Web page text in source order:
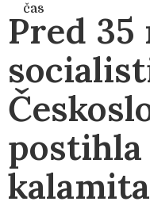
čas
Pred
postihla
kalamita